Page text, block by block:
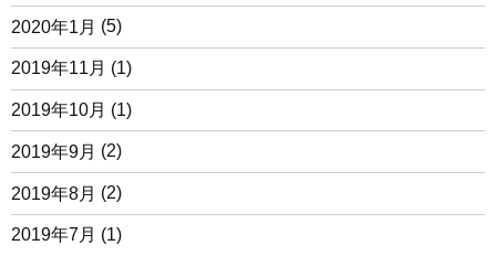
2020年1月 (5)
2019年11月 (1)
2019年10月 (1)
2019年9月 (2)
2019年8月 (2)
2019年7月 (1)